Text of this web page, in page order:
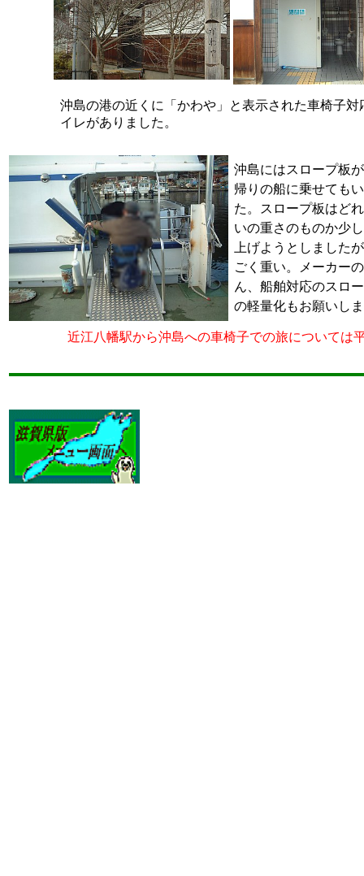
沖島の港の近くに「かわや」と表示された車椅子対
イレがありました。
沖島にはスロープ板
帰りの船に乗せても
た。スロープ板はど
いの重さのものか少
上げようとしました
ごく重い。メーカー
ん、船舶対応のスロ
の軽量化もお願いし
近江八幡駅から沖島への車椅子での旅については